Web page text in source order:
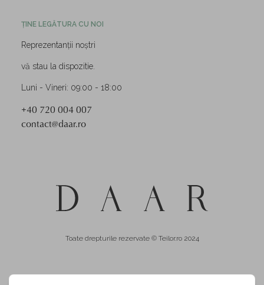
ȚINE LEGĂTURA CU NOI
Reprezentanții noștri
vă stau la dispozitie.
Luni - Vineri: 09:00 - 18:00
+40 720 004 007
contact@daar.ro
Toate drepturile rezervate © Teilor.ro 2024